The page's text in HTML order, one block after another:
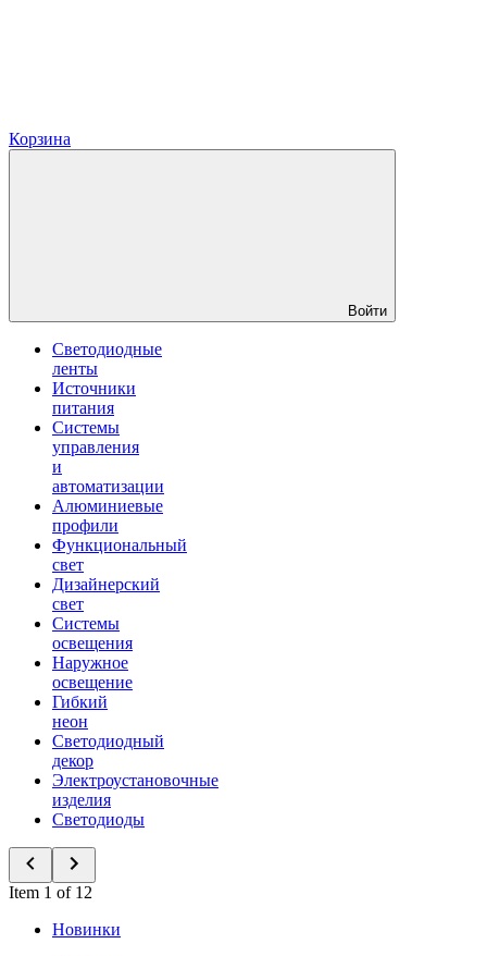
Корзина
Войти
Светодиодные
ленты
Источники
питания
Системы
управления
и
автоматизации
Алюминиевые
профили
Функциональный
свет
Дизайнерский
свет
Системы
освещения
Наружное
освещение
Гибкий
неон
Светодиодный
декор
Электроустановочные
изделия
Светодиоды
Item 1 of 12
Новинки